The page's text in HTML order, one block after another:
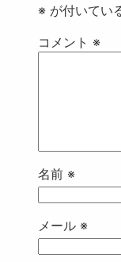
※ が付いてい
コメント ※
名前 ※
メール ※